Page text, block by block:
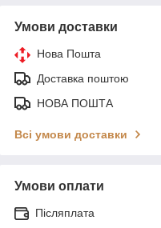
Умови доставки
Нова Пошта
Доставка поштою
НОВА ПОШТА
Всі умови доставки
Умови оплати
Післяплата